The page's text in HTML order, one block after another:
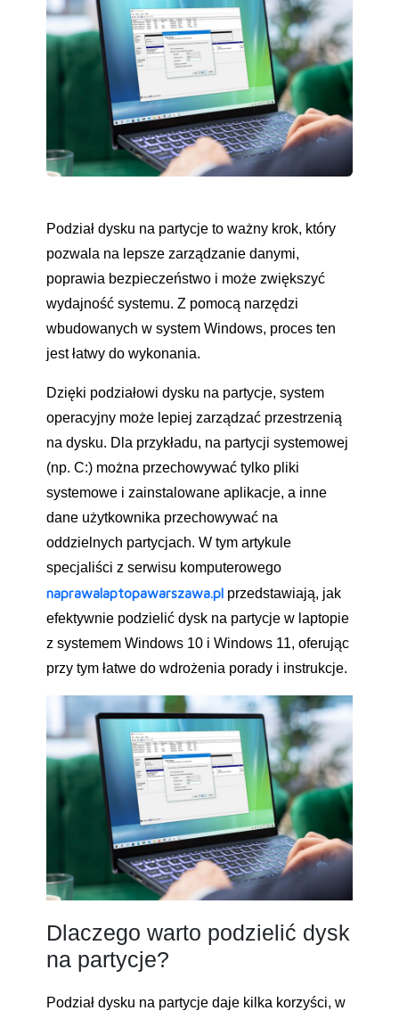
Podział dysku na partycje to ważny krok, który
pozwala na lepsze zarządzanie danymi,
poprawia bezpieczeństwo i może zwiększyć
wydajność systemu. Z pomocą narzędzi
wbudowanych w system Windows, proces ten
jest łatwy do wykonania.
Dzięki podziałowi dysku na partycje, system
operacyjny może lepiej zarządzać przestrzenią
na dysku. Dla przykładu, na partycji systemowej
(np. C:) można przechowywać tylko pliki
systemowe i zainstalowane aplikacje, a inne
dane użytkownika przechowywać na
oddzielnych partycjach. W tym artykule
specjaliści z serwisu komputerowego
naprawalaptopawarszawa.pl przedstawiają, jak
efektywnie podzielić dysk na partycje w laptopie
z systemem Windows 10 i Windows 11, oferując
przy tym łatwe do wdrożenia porady i instrukcje.
Dlaczego warto podzielić dysk
na partycje?
Podział dysku na partycje daje kilka korzyści, w